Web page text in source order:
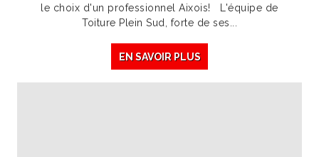
le choix d'un professionnel Aixois! L'équipe de
Toiture Plein Sud, forte de ses...
EN SAVOIR PLUS